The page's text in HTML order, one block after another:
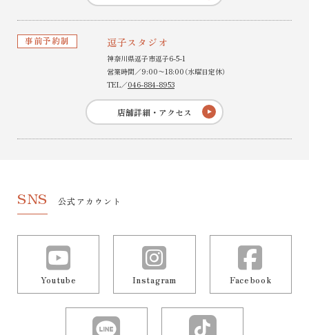
事前予約制 逗子スタジオ
神奈川県逗子市逗子6-5-1
営業時間／9:00〜18:00（水曜日定休）
TEL／046-884-8953
店舗詳細・アクセス
SNS 公式アカウント
Youtube Instagram Facebook